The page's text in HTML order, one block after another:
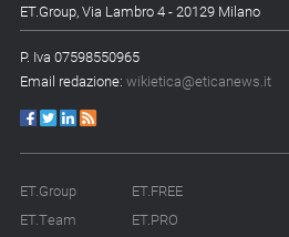
ET.Group, Via Lambro 4 - 20129 Milano
P. Iva 07598550965
Email redazione: wikietica@eticanews.it
ET.Group
ET.Team
ET.FREE
ET.PRO